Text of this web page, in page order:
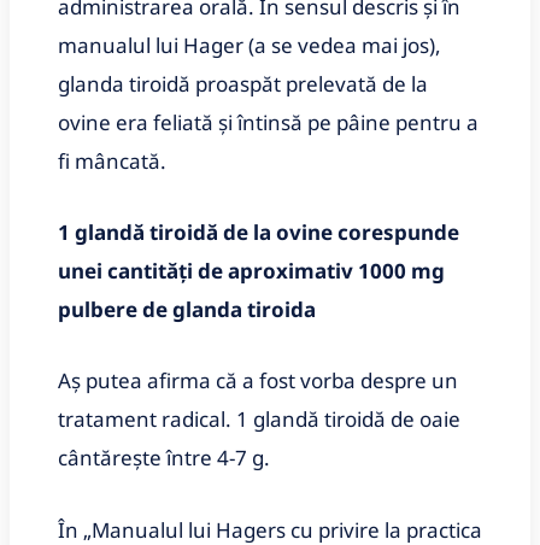
administrarea orală. În sensul descris şi în
manualul lui Hager (a se vedea mai jos),
glanda tiroidă proaspăt prelevată de la
ovine era feliată şi întinsă pe pâine pentru a
fi mâncată.
1 glandă tiroidă de la ovine corespunde
unei cantităţi de aproximativ 1000 mg
pulbere de glanda tiroida
Aş putea afirma că a fost vorba despre un
tratament radical. 1 glandă tiroidă de oaie
cântăreşte între 4-7 g.
În „Manualul lui Hagers cu privire la practica